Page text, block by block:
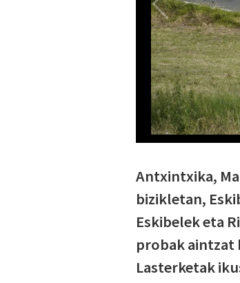
Antxintxika,
bizikletan,
Eskibelek eta
probak aintzat
Lasterketak